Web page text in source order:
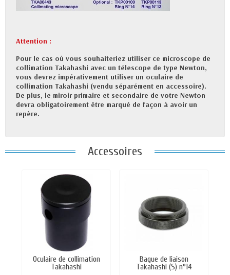
Attention :
Pour le cas où vous souhaiteriez utiliser ce microscope de
collimation Takahashi avec un télescope de type Newton,
vous devrez impérativement utiliser un oculaire de
collimation Takahashi (vendu séparément en accessoire).
De plus, le miroir primaire et secondaire de votre Newton
devra obligatoirement être marqué de façon à avoir un
repère.
Accessoires
Oculaire de collimation
Takahashi
Bague de liaison
Takahashi (S) n°14